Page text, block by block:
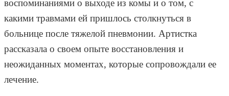
воспоминаниями о выходе из комы и о том, с
какими травмами ей пришлось столкнуться в
больнице после тяжелой пневмонии. Артистка
рассказала о своем опыте восстановления и
неожиданных моментах, которые сопровождали ее
лечение.